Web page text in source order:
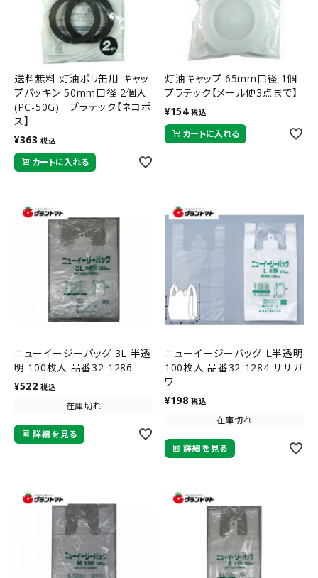
送料無料 灯油ポリ缶用 キャッ
プパッキン 50mm口径 2個入
(PC-50G) プラテック【ネコポ
ス】
¥363 税込
カートに入れる
灯油キャップ 65mm口径 1個
プラテック【メール便3点まで】
¥154 税込
カートに入れる
ニューイージーバッグ 3L 半透
明 100枚入 品番32-1286
¥522 税込
在庫切れ
詳細を見る
ニューイージーバッグ Ｌ半透明
100枚入 品番32-1284 ササガ
ワ
¥198 税込
在庫切れ
詳細を見る